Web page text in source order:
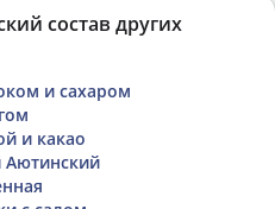
состав других
и сахаром
и какао